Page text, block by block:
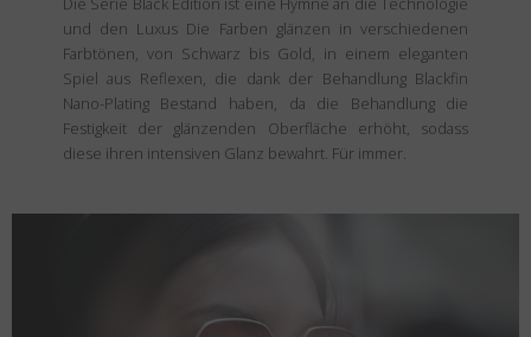
und den Luxus Die Farben glänzen in verschiedenen
Farbtönen, von Schwarz bis Gold, in einem eleganten
Spiel aus Reflexen, die dank der Behandlung Blackfin
Nano-Plating Bestand haben, da die Behandlung die
Festigkeit der glänzenden Oberfläche erhöht, sodass
diese ihren intensiven Glanz bewahrt. Für immer.